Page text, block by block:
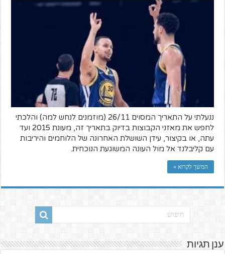
ננעלתי על התאריך המסוים 26/11 (מוזמנים לנחש למה) והלכתי
לחפש את מאזני הקבוצות בדיוק בתאריך זה, מעונת 2015 ועד
עתה, או בקיצור, עידן השושלת האחרונה של הלוחמים והיריבות
עם קליבלנד אל מול העונה המשוגעת הנוכחית.
המשך לקרוא »
ענן תגיות